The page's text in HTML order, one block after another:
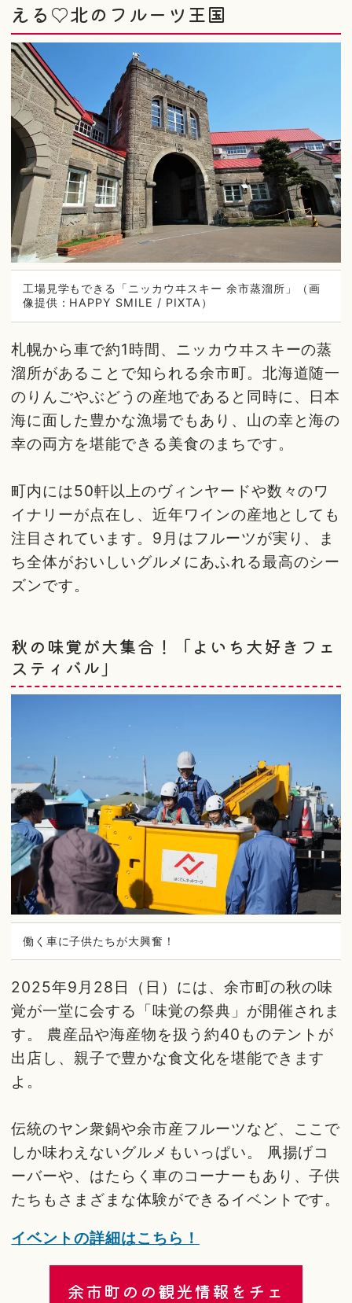
える♡北のフルーツ王国
工場見学もできる「ニッカウヰスキー 余市蒸溜所」（画
像提供：HAPPY SMILE / PIXTA）
札幌から車で約1時間、ニッカウヰスキーの蒸
溜所があることで知られる余市町。北海道随一
のりんごやぶどうの産地であると同時に、日本
海に面した豊かな漁場でもあり、山の幸と海の
幸の両方を堪能できる美食のまちです。
町内には50軒以上のヴィンヤードや数々のワ
イナリーが点在し、近年ワインの産地としても
注目されています。9月はフルーツが実り、ま
ち全体がおいしいグルメにあふれる最高のシー
ズンです。
秋の味覚が大集合！「よいち大好きフェ
スティバル」
働く車に子供たちが大興奮！
2025年9月28日（日）には、余市町の秋の味
覚が一堂に会する「味覚の祭典」が開催されま
す。 農産品や海産物を扱う約40ものテントが
出店し、親子で豊かな食文化を堪能できます
よ。
伝統のヤン衆鍋や余市産フルーツなど、ここで
しか味わえないグルメもいっぱい。 凧揚げコ
ーバーや、はたらく車のコーナーもあり、子供
たちもさまざまな体験ができるイベントです。
イベントの詳細はこちら！
余市町のの観光情報をチェ